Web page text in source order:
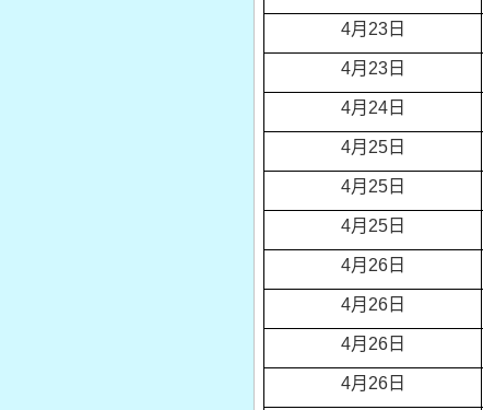
4月23日
4月23日
4月24日
4月25日
4月25日
4月25日
4月26日
4月26日
4月26日
4月26日